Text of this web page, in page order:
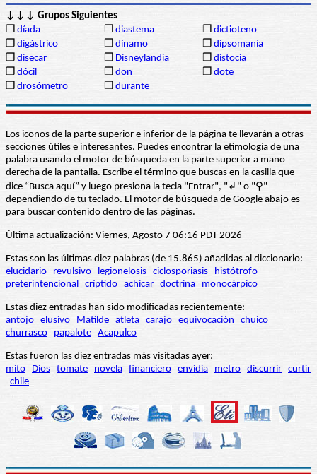
↓↓↓ Grupos Siguientes
❒ díada ❒ diastema ❒ dictioteno
❒ digástrico ❒ dínamo ❒ dipsomanía
❒ disecar ❒ Disneylandia ❒ distocia
❒ dócil ❒ don ❒ dote
❒ drosómetro ❒ durante
Los iconos de la parte superior e inferior de la página te llevarán a otras
secciones útiles e interesantes. Puedes encontrar la etimología de una
palabra usando el motor de búsqueda en la parte superior a mano
derecha de la pantalla. Escribe el término que buscas en la casilla que
dice “Busca aquí” y luego presiona la tecla "Entrar", "↲" o "⚲"
dependiendo de tu teclado. El motor de búsqueda de Google abajo es
para buscar contenido dentro de las páginas.
Última actualización: Viernes, Agosto 7 06:16 PDT 2026
Estas son las últimas diez palabras (de 15.865) añadidas al diccionario:
elucidario
revulsivo legionelosis ciclosporiasis
histótrofo
preterintencional críptido achicar doctrina monocárpico
Estas diez entradas han sido modificadas recientemente:
antojo elusivo Matilde atleta carajo equivocación
chuico
churrasco
papalote Acapulco
Estas fueron las diez entradas más visitadas ayer:
mito
Dios tomate novela financiero envidia metro discurrir curtir
chile